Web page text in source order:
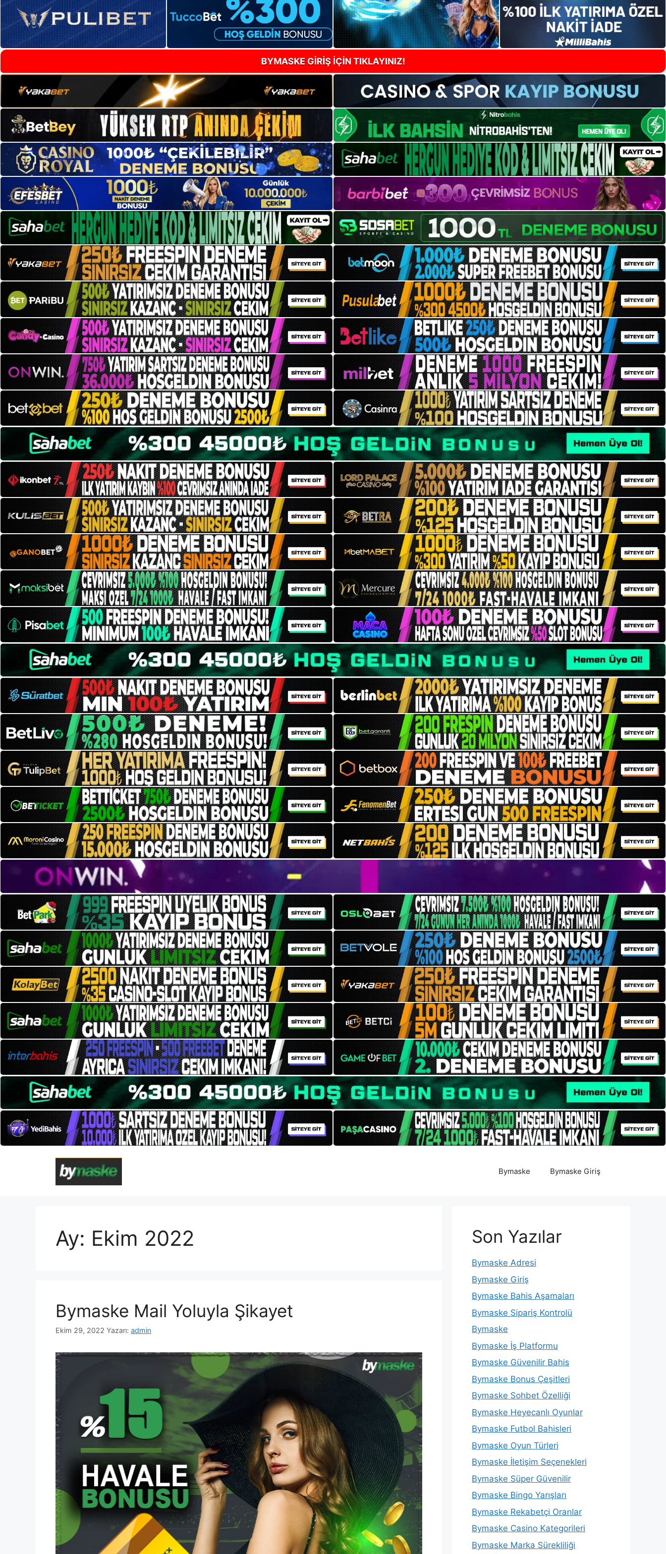
BYMASKE GİRİŞ İÇİN TIKLAYINIZ!
Bymaske Bymaske Giriş
Ay: Ekim 2022
Bymaske Mail Yoluyla Şikayet
Ekim 29, 2022 Yazarı: admin
Son Yazılar
Bymaske Adresi
Bymaske Giriş
Bymaske Bahis Aşamaları
Bymaske Sipariş Kontrolü
Bymaske
Bymaske İş Platformu
Bymaske Güvenilir Bahis
Bymaske Bonus Çeşitleri
Bymaske Sohbet Özelliği
Bymaske Heyecanlı Oyunlar
Bymaske Futbol Bahisleri
Bymaske Oyun Türleri
Bymaske İletişim Seçenekleri
Bymaske Süper Güvenilir
Bymaske Bingo Yarışları
Bymaske Rekabetçi Oranlar
Bymaske Casino Kategorileri
Bymaske Marka Sürekliliği